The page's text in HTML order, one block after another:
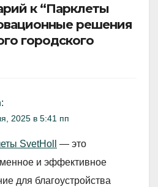
к “Парклеты
решения
городского
:
2025 в 5:41 пп
SvetHoll
— это
и эффективное
для благоустройства